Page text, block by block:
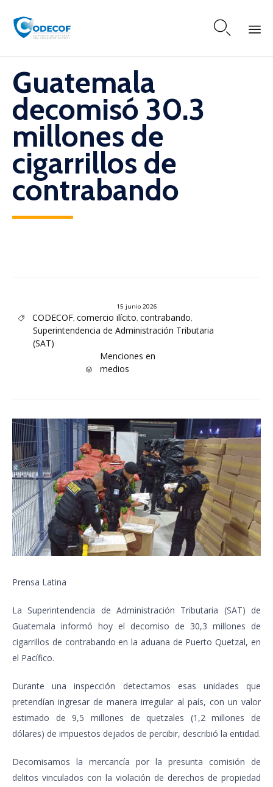

content
Guatemala
decomisó 30.3
millones de
cigarrillos de
contrabando
15 junio 2026
 Tags
CODECOF, comercio ilícito, contrabando,
Superintendencia de Administración Tributaria
(SAT)

Category
Menciones en
medios
Prensa Latina
La Superintendencia de Administración Tributaria (SAT) de
Guatemala informó hoy el decomiso de 30,3 millones de
cigarrillos de contrabando en la aduana de Puerto Quetzal, en
el Pacífico.
Durante una inspección detectamos esas unidades que
pretendían ingresar de manera irregular al país, con un valor
estimado de 9,5 millones de quetzales (1,2 millones de
dólares) de impuestos dejados de percibir, describió la entidad.
Decomisamos la mercancía por la presunta comisión de
delitos vinculados con la violación de derechos de propiedad